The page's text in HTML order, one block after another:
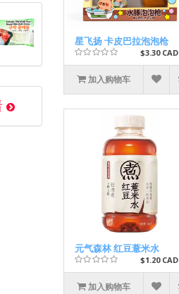
星飞扬 卡皮巴拉泡泡枪
$3.30 CAD
加入购物车
元气森林 红豆薏米水
$1.20 CAD
加入购物车